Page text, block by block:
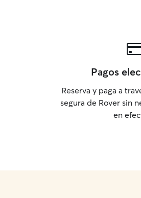
Pagos
Reserva y paga a
segura de Rover sin
en